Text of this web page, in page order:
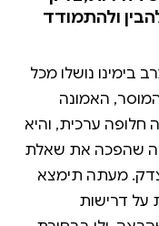
ולהתמודד
בימינו נושלו מכל
האמונה
ערכית, והיא
שהפכה את שאלת
מעתה תימצא
דרישות